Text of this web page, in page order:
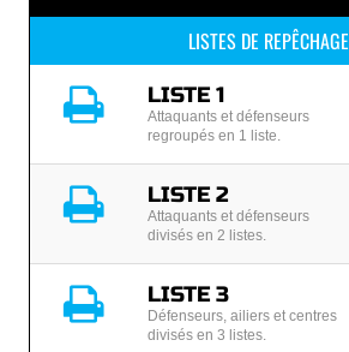
LISTES DE REPÊCHAGE
LISTE 1
Attaquants et défenseurs
regroupés en 1 liste.
LISTE 2
Attaquants et défenseurs
divisés en 2 listes.
LISTE 3
Défenseurs, ailiers et centres
divisés en 3 listes.